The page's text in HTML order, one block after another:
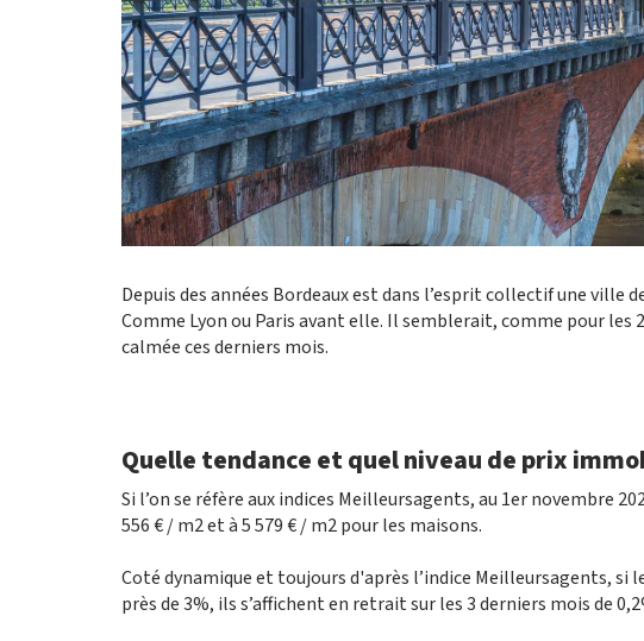
Depuis des années Bordeaux est dans l’esprit collectif une
Comme Lyon ou Paris avant elle. Il semblerait, comme pour
calmée ces derniers mois.
Quelle tendance et quel niveau de prix
Si l’on se réfère aux indices Meilleursagents, au 1er novembre
556 € / m2 et à 5 579 € / m2 pour les maisons.
Coté dynamique et toujours d'après l’indice Meilleursagents, si
près de 3%, ils s’affichent en retrait sur les 3 derniers mois de